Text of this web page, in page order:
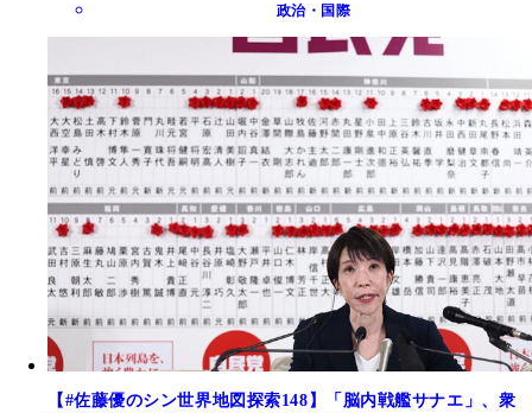
政治・国際
【#佐藤優のシン世界地図探索148】「脳内戦艦サナエ」、衆